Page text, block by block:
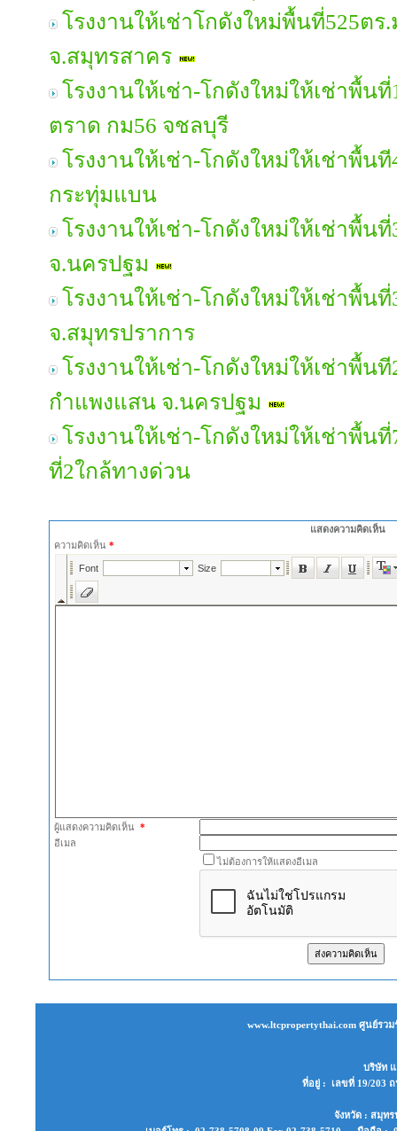
โรงงานให้เช่าโกดังใหม่พื้นที่525ต
จ.สมุทรสาคร
โรงงานให้เช่า-โกดังใหม่ให้เช่าพื้น
ตราด กม56 จชลบุรี
โรงงานให้เช่า-โกดังใหม่ให้เช่าพื้น
กระทุ่มแบน
โรงงานให้เช่า-โกดังใหม่ให้เช่าพื้น
จ.นครปฐม
โรงงานให้เช่า-โกดังใหม่ให้เช่าพื้น
จ.สมุทรปราการ
โรงงานให้เช่า-โกดังใหม่ให้เช่าพื้นที
กำแพงแสน จ.นครปฐม
โรงงานให้เช่า-โกดังใหม่ให้เช่าพื้น
ที่2ใกล้ทางด่วน
แสดงความคิดเห็น
ความคิดเห็น *
ผู้แสดงความคิดเห็น *
อีเมล
ไม่ต้องการให้แสดงอีเมล
www.ltcpropertythai.com ศูนย์รว
บริษัท
ที่อยู่ : เลขที่ 19/203
จังหวัด : สมุท